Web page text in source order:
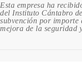
Esta empresa ha
del Instituto Cántabro
subvención por importe
mejora de la seguridad